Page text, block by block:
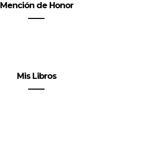
Mención de Honor
Mis Libros